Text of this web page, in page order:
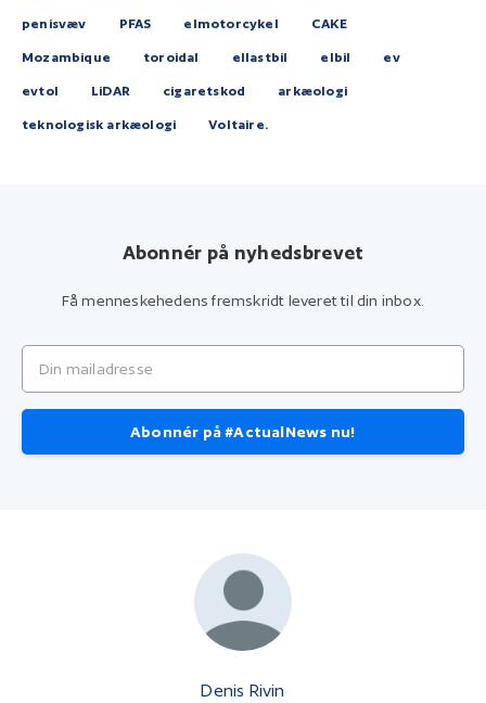
penisvæv PFAS elmotorcykel CAKE
Mozambique toroidal ellastbil elbil ev
evtol LiDAR cigaretskod arkæologi
teknologisk arkæologi Voltaire.
Abonnér på nyhedsbrevet
Få menneskehedens fremskridt leveret til din inbox.
Din mailadresse
Abonnér på #ActualNews nu!
Denis Rivin